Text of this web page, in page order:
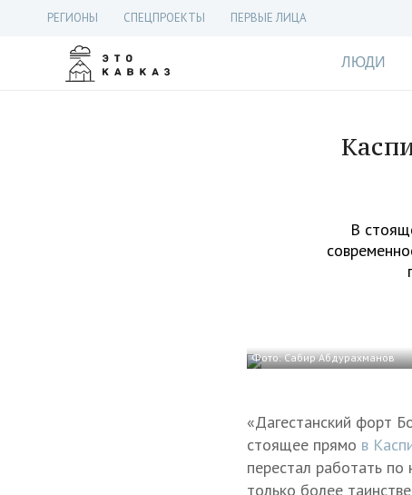
РЕГИОНЫ СПЕЦПРОЕКТЫ ПЕРВЫЕ ЛИЦА
ЛЮДИ
В
Фото: Сабир Абдурахманов
«Дагестанский форт
стоящее прямо в
перестал работать
только более